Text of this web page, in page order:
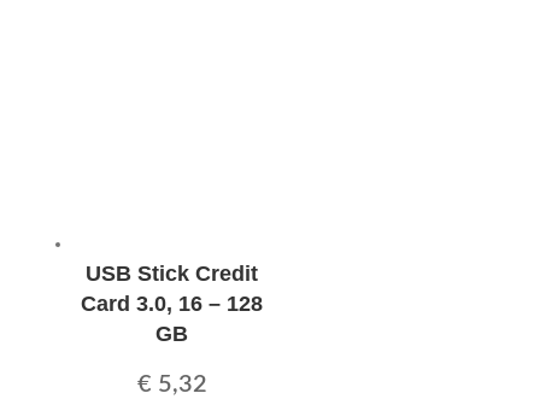
USB Stick Credit
Card 3.0, 16 – 128
GB
€ 5,32